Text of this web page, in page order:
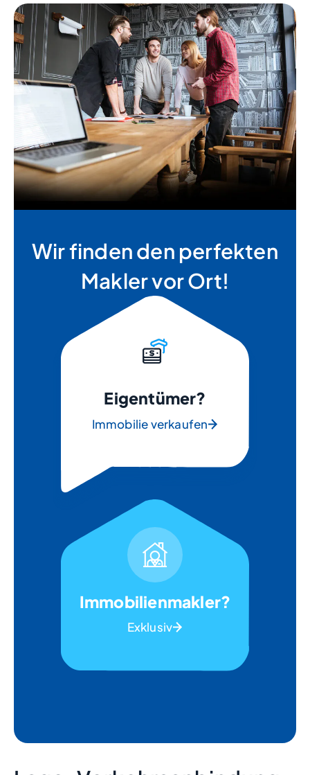
Wir finden den perfekten
Makler vor Ort!
Eigentümer?
Immobilie verkaufen
Immobilienmakler?
Exklusiv